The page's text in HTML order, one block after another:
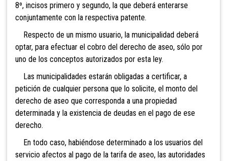
8º, incisos primero y segundo, la que deberá enterarse
conjuntamente con la respectiva patente.
Respecto de un mismo usuario, la municipalidad deberá
optar, para efectuar el cobro del derecho de aseo, sólo por
uno de los conceptos autorizados por esta ley.
Las municipalidades estarán obligadas a certificar, a
petición de cualquier persona que lo solicite, el monto del
derecho de aseo que corresponda a una propiedad
determinada y la existencia de deudas en el pago de ese
derecho.
En todo caso, habiéndose determinado a los usuarios del
servicio afectos al pago de la tarifa de aseo, las autoridades